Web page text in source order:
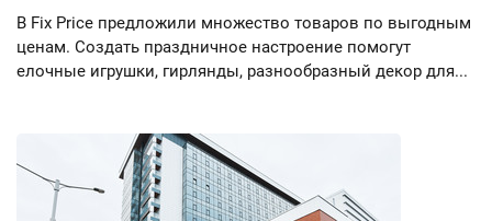
В Fix Price предложили множество товаров по выгодным
ценам. Создать праздничное настроение помогут
елочные игрушки, гирлянды, разнообразный декор для...